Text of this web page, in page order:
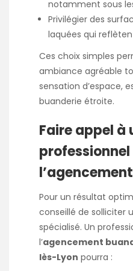
notamment sous
Privilégier des
laquées qui
Ces choix simples
ambiance agréable
sensation d’espace,
buanderie étroite.
Faire appel à
professionnel
Pour un résultat
conseillé de solliciter
spécialisé. Un
l’agencement
lès-Lyon pourra :